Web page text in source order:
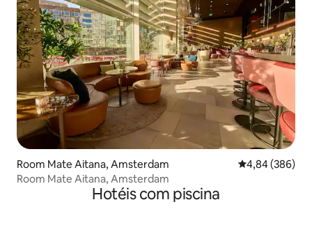
Room Mate Aitana, Amsterdam 4,84 de uma
4,84 (386)
Room Mate Aitana, Amsterdam
Hotéis com piscina